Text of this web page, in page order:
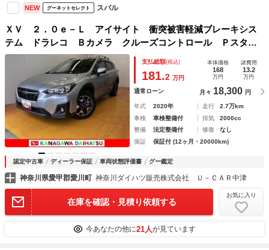
NEW グーネットセレクト スバル
ＸＶ ２．０ｅ－Ｌ アイサイト 衝突被害軽減ブレーキシス
テム ドラレコ Ｂカメラ クルーズコントロール Ｐスター
ト 光軸調整ダイヤル 横滑り防止装置 ＥＴＣ ＵＳＢ接続
端子 電動パーキングブレーキ キーフリー
支払総額(税込)
181.2 万円
本体価格
168
万円
諸費用
13.2
万円
通常ローン 月々 18,300 円
年式 2020年 走行
2.7万km
車検
車検整備付 排気
2000cc
整備
法定整備付 修復
なし
保証
保証付 (12ヶ月・20000km)
認定中古車 ディーラー保証 車両状態評価書 グー鑑定
神奈川県愛甲郡愛川町 神奈川ダイハツ販売株式会社 Ｕ－ＣＡＲ中津
在庫を確認・見積り依頼する
お気に入り
今あなたの他に21人が見ています